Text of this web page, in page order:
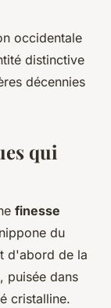
occidentale
distinctive
décennies
qui
finesse
du
d'abord de la
puisée dans
cristalline.